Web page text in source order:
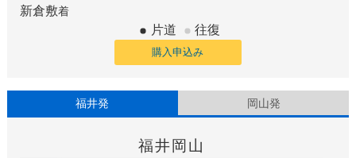
新倉敷着
片道 往復
購入申込み
福井発 岡山発
福井 岡山